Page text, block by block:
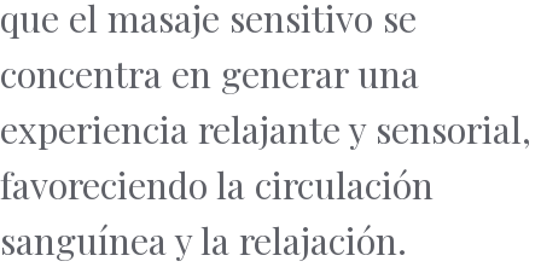
que el masaje sensitivo se
concentra en generar una
experiencia relajante y sensorial,
favoreciendo la circulación
sanguínea y la relajación.